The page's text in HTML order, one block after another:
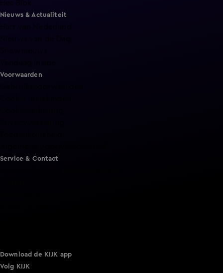
Nieuws & Actualiteit
Voorwaarden
Service & Contact
Download de KIJK app
Volg KIJK